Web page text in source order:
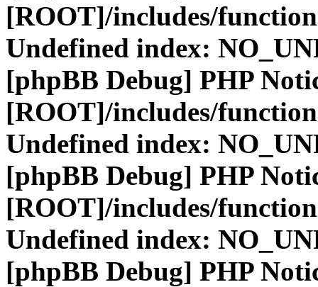
[ROOT]/includes/
Undefined index:
[phpBB Debug] PHP
[ROOT]/includes/
Undefined index:
[phpBB Debug] PHP
[ROOT]/includes/
Undefined index:
[phpBB Debug] PHP